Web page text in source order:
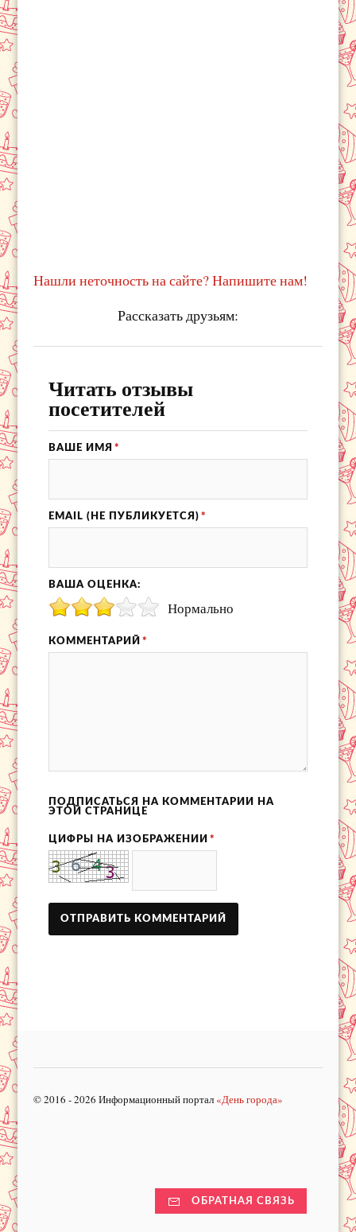
Нашли неточность на сайте? Напишите нам!
Рассказать друзьям:
Читать отзывы
посетителей
ВАШЕ ИМЯ *
EMAIL (НЕ ПУБЛИКУЕТСЯ) *
ВАША ОЦЕНКА:
Нормально
КОММЕНТАРИЙ *
ПОДПИСАТЬСЯ НА КОММЕНТАРИИ НА
ЭТОЙ СТРАНИЦЕ
ЦИФРЫ НА ИЗОБРАЖЕНИИ *
© 2016 - 2026 Информационный портал «День города»
ОБРАТНАЯ СВЯЗЬ